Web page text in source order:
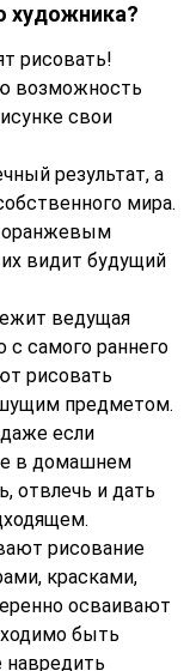
художника?
рисовать!
возможность
свои
результат, а
мира.
оранжевым
видит будущий
ведущая
самого раннего
рисовать
предметом.
если
в домашнем
отвлечь и дать
рисование
красками,
осваивают
быть